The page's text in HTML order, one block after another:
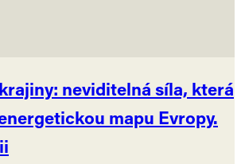
neviditelná síla, která
mapu Evropy.